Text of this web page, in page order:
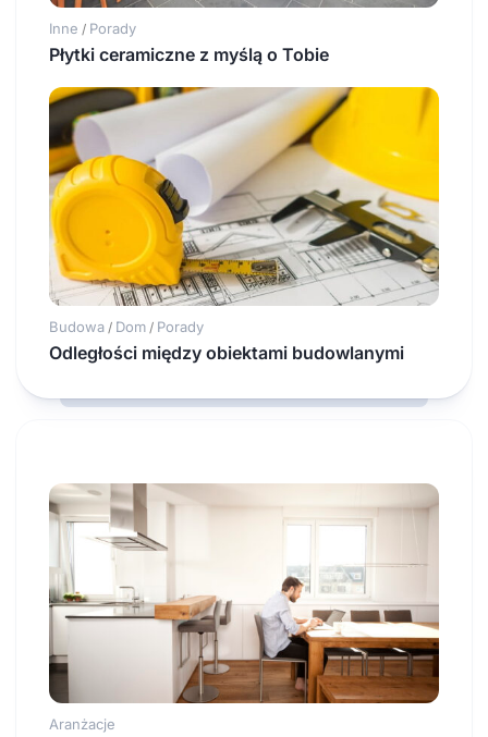
Inne / Porady
Płytki ceramiczne z myślą o Tobie
Budowa / Dom / Porady
Odległości między obiektami budowlanymi
Aranżacje